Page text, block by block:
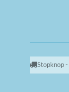
Stopknop